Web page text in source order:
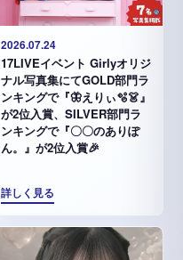
2026.07.24
17LIVEイベント Girlyオリジ
ナル写真集にてGOLD部門ラ
ンキングで『🦋えりぃ🫧👗』
が2位入賞、SILVER部門ラ
ンキングで『〇〇のありぽ
ん。』が2位入賞🎉
詳しく見る